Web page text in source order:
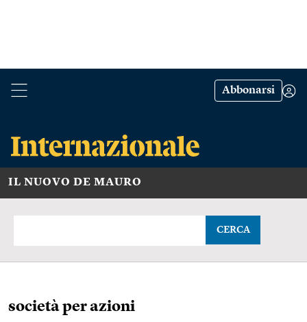
Abbonarsi
IL NUOVO DE MAURO
CERCA
società per azioni